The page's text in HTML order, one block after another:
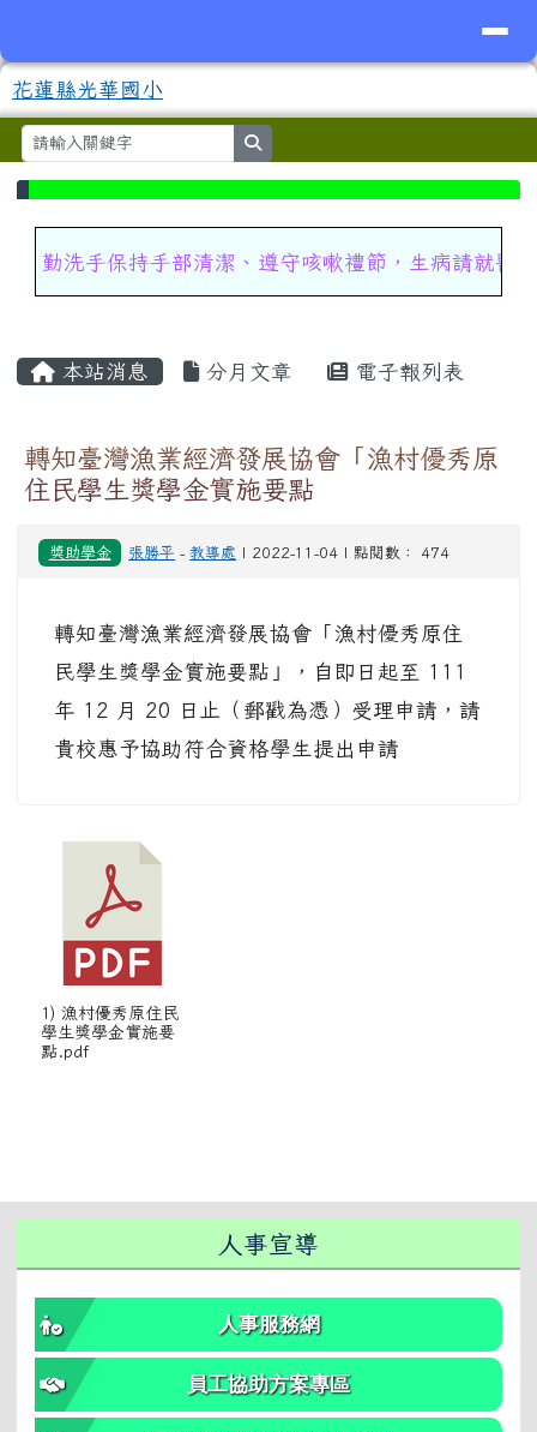
花蓮縣光華國小
⏸
上中區域內容
勤洗手保持手部清潔、遵守咳嗽禮節，生病請就醫
本站消息 分月文章 電子報列表
轉知臺灣漁業經濟發展協會「漁村優秀原
住民學生獎學金實施要點
獎助學金 張勝平 -教導處 | 2022-11-04 | 點閱數： 474
轉知臺灣漁業經濟發展協會「漁村優秀原住
民學生獎學金實施要點」，自即日起至 111
年 12 月 20 日止（郵戳為憑）受理申請，請
貴校惠予協助符合資格學生提出申請
1) 漁村優秀原住民
學生獎學金實施要
點.pdf
人事宣導
人事服務網
員工協助方案專區
頁尾區域